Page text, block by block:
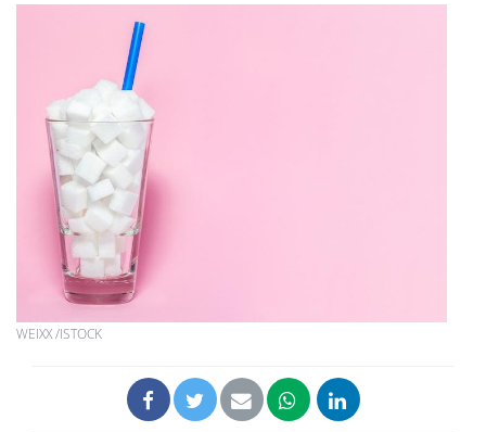
WEIXX /ISTOCK